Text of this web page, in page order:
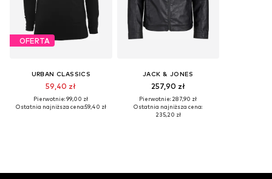
OFERTA
URBAN CLASSICS
59,40 zł
Pierwotnie: 99,00 zł
Ostatnia najniższa cena:59,40 zł
JACK & JONES
257,90 zł
Pierwotnie: 287,90 zł
Ostatnia najniższa cena:
235,20 zł